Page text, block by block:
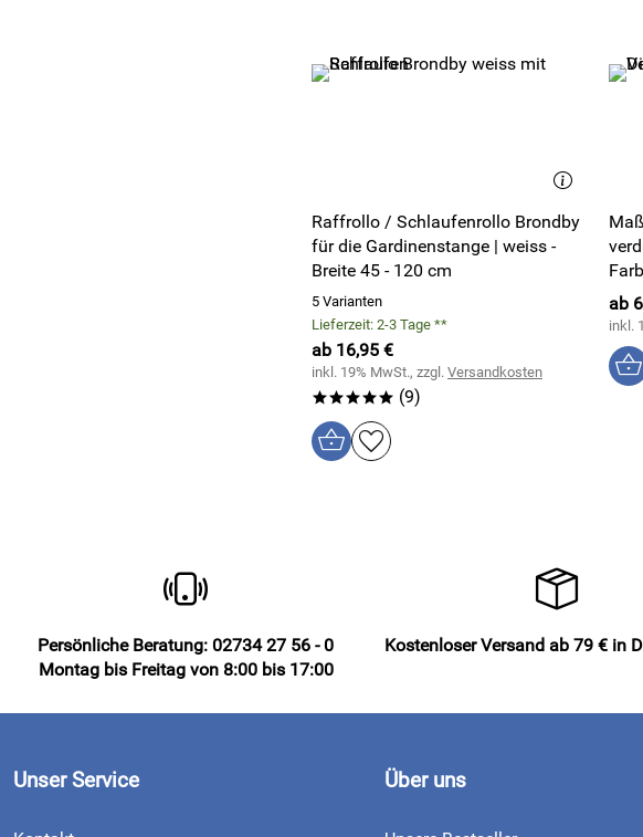
Raffrollo / Schlaufenrollo Brondby
für die Gardinenstange | weiss -
Breite 45 - 120 cm
5 Varianten
Lieferzeit: 2-3 Tage **
ab 16,95 €
inkl. 19% MwSt., zzgl. Versandkosten
***** (9)
ab
inkl.
Persönliche Beratung: 02734 27 56 - 0
Montag bis Freitag von 8:00 bis 17:00
Kostenloser Versand ab 79 € in
Unser Service Über uns